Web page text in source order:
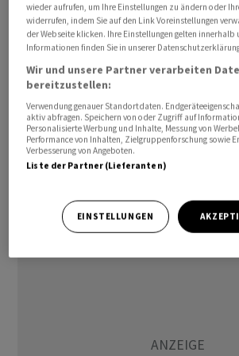
Im Abschnitt um die russisch
Bachmut eroberten die Ukraine
Quadratkilometer zurück. In der
seien dabei im östlichen Gebiet
Quadratkilometer dazu gekommen.
der Kriegsparteien lassen sich nicht
überprüfen. Der russische
Monaten. Ukrainischen
kontrolliert Russland einschliesslich
Quadratkilometer ukrainischen
wieder aufrufen, um Ihre Einstellungen zu ändern oder
widerrufen, indem Sie auf den Link Voreinstellungen
der Webseite klicken. Ihre Einstellungen gelten innerhalb
Informationen finden Sie in unserer
Wir und unsere Partner verarbeiten
bereitzustellen:
Verwendung genauer Standortdaten.
aktiv abfragen. Speichern von oder Zugriff auf
Personalisierte Werbung und Inhalte, Messung von
Performance von Inhalten, Zielgruppenforschung sowie
Verbesserung von Angeboten.
Liste der Partner (Lieferanten)
EINSTELLUNGEN